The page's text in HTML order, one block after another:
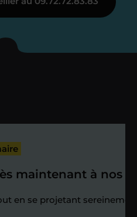
votre
72
s’est bien
maintenant à nos
en se projetant